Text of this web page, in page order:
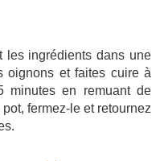
les ingrédients dans une
oignons et faites cuire à
minutes en remuant de
fermez-le et retournez